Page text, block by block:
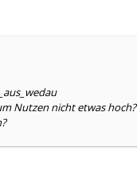
Nutzen nicht etwas hoch?